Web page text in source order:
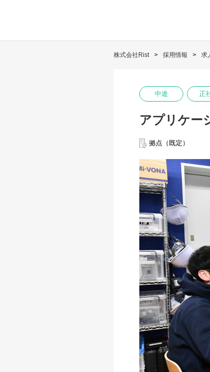
株式会社Rist 採用情報 求
中途 正
アプリケー
拠点（既定）